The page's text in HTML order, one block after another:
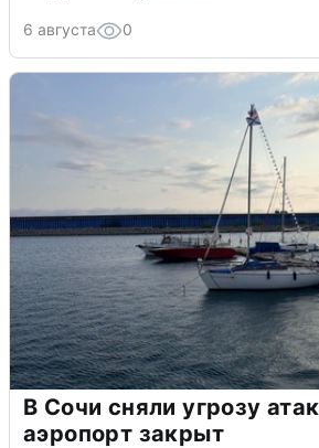
6 августа 0
В Сочи сняли угрозу
аэропорт закрыт